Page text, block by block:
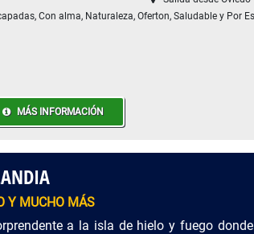
Con alma, Naturaleza, Oferton, Saludable y Por
MÁS INFORMACIÓN
Y MUCHO MÁS
a la isla de hielo y fuego